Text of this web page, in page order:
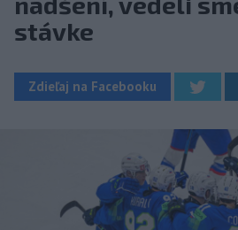
stávke
Zdieľaj na Facebooku